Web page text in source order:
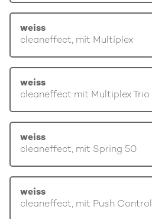
weiss
cleaneffect, mit Multiplex
weiss
cleaneffect mit Multiplex Trio
weiss
cleaneffect, mit Spring 50
weiss
cleaneffect, mit Push Control